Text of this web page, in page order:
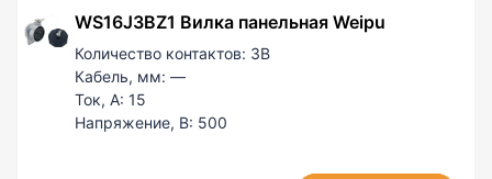
WS16J3BZ1 Вилка панельная Weipu
Количество контактов: 3B
Кабель, мм: —
Ток, А: 15
Напряжение, В: 500